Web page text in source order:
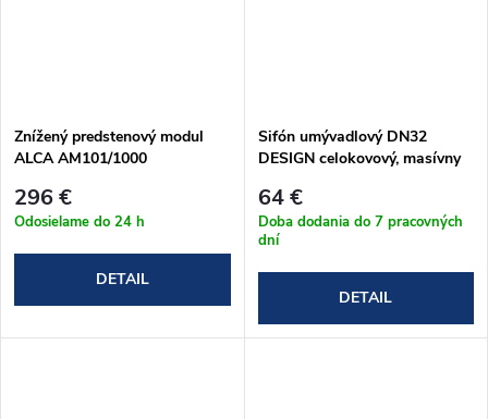
Znížený predstenový modul
ALCA AM101/1000
296 €
Odosielame do 24 h
DETAIL
Sifón umývadlový DN32
DESIGN celokovový, masívny
64 €
Doba dodania do 7 pracovných
dní
DETAIL